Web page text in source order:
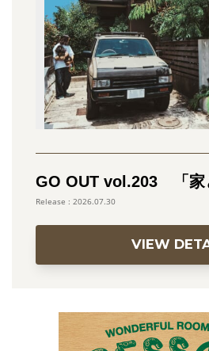
GO OUT vol.203 「家
2026.07.30
VIEW